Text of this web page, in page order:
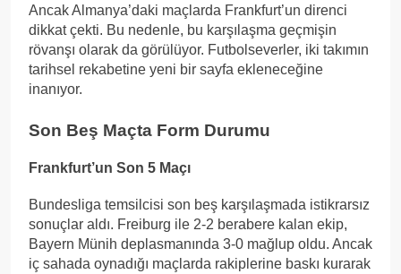
Ancak Almanya’daki maçlarda Frankfurt’un direnci
dikkat çekti. Bu nedenle, bu karşılaşma geçmişin
rövanşı olarak da görülüyor. Futbolseverler, iki takımın
tarihsel rekabetine yeni bir sayfa ekleneceğine
inanıyor.
Son Beş Maçta Form Durumu
Frankfurt’un Son 5 Maçı
Bundesliga temsilcisi son beş karşılaşmada istikrarsız
sonuçlar aldı. Freiburg ile 2-2 berabere kalan ekip,
Bayern Münih deplasmanında 3-0 mağlup oldu. Ancak
iç sahada oynadığı maçlarda rakiplerine baskı kurarak